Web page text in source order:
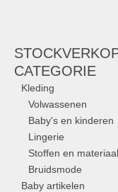
CATEGORIE
Kleding
Volwassenen
Baby's en kinderen
Lingerie
Stoffen en materiaal
Bruidsmode
Baby artikelen